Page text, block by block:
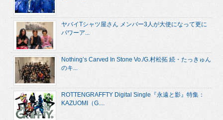
ヤバイTシャツ屋さん メンバー3人が大使になって更に
パワーア...
Nothing’s Carved In Stone Vo./G.村松拓 続・たっきゅん
のキ...
ROTTENGRAFFTY Digital Single『永遠と影』特集：
KAZUOMI（G....